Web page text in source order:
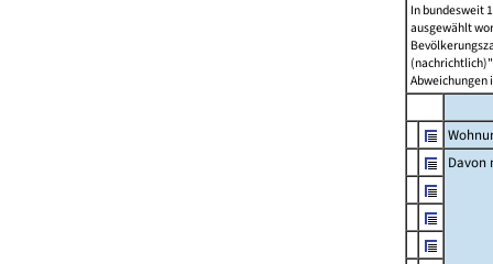
In bundesweit
ausgewählt
Abweichungen
Davon